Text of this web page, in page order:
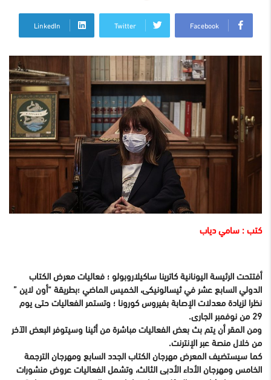
Facebook
Twitter
LinkedIn
كتب : سامي دياب
أفتتحت الرئيسة اليونانية كاترينا ساكيلاروبولو ؛ فعاليات معرض الكتاب
الدولي السابع عشر في ثيسالونيكى، الخميس الماضي ؛بطريقة “أون لاين ”
نظرا لزيادة معدلات الإصابة بفيروس كورونا ؛ وتستمر الفعاليات حتى يوم
29 من نوفمبر الجارى.
ومن المقر أن يتم بث بعض الفعاليات مباشرة من أثينا وسيتوفر البعض الآخر
من خلال منصة عبر الإنترنت.
كما سيستضيف المعرض مهرجان الكتاب الجدد السابع ومهرجان الترجمة
الخامس ومهرجان الأداء الأدبى الثالث، وتشمل الفعاليات عروض منشورات